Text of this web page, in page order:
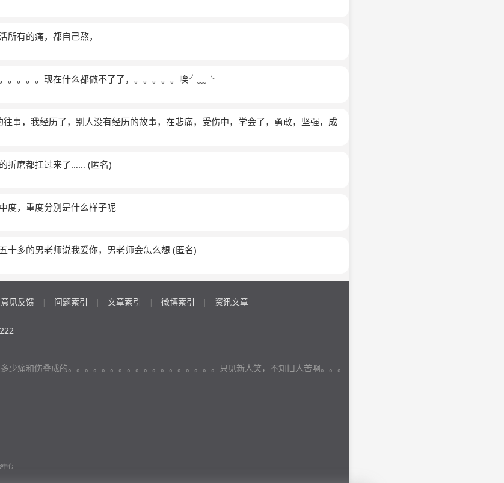
所有的痛，都自己熬，
。。。。现在什么都做不了了，。。。。。唉╯﹏╰
事，我经历了，别人没有经历的故事，在悲痛，受伤中，学会了，勇敢，坚强，成
折磨都扛过来了…… (匿名)
度，重度分别是什么样子呢
十多的男老师说我爱你，男老师会怎么想 (匿名)
意见反馈 | 问题索引 | 文章索引 | 微博索引 | 资讯文章
少痛和伤叠成的。。。。。。。。。。。。。。。。。。只见新人笑，不知旧人苦啊。。。